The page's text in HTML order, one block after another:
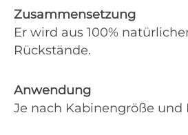
Zusammensetzung
Er wird aus 100%
Rückstände.
Anwendung
Je nach Kabinengröße und